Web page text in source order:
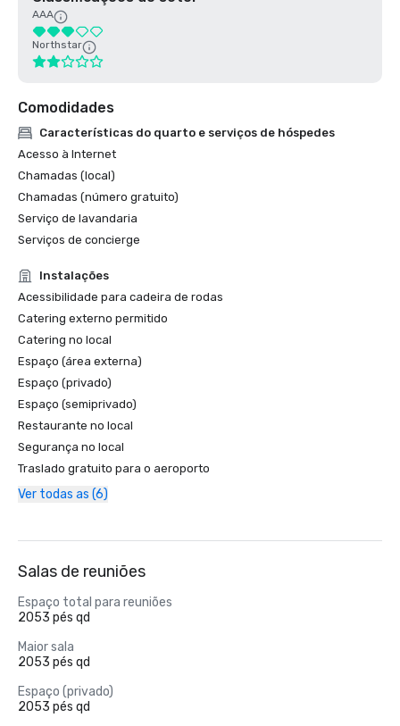
AAA
Northstar
Comodidades
Características do quarto e serviços de hóspedes
Acesso à Internet
Chamadas (local)
Chamadas (número gratuito)
Serviço de lavandaria
Serviços de concierge
Instalações
Acessibilidade para cadeira de rodas
Catering externo permitido
Catering no local
Espaço (área externa)
Espaço (privado)
Espaço (semiprivado)
Restaurante no local
Segurança no local
Traslado gratuito para o aeroporto
Ver todas as (6)
Salas de reuniões
Espaço total para reuniões
2053 pés qd
Maior sala
2053 pés qd
Espaço (privado)
2053 pés qd